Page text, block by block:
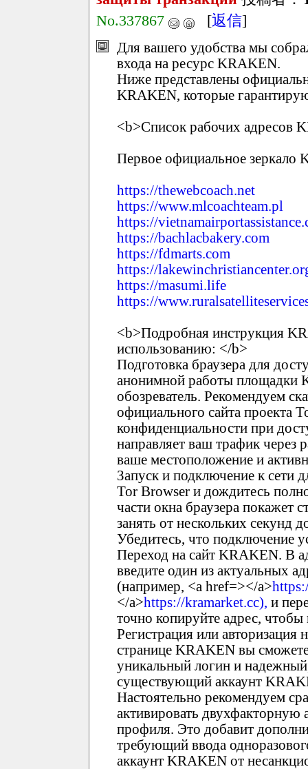
No.337867
[返信]
Для вашего удобства мы
входа на ресурс KRAKEN.
Ниже представлены
KRAKEN, которые
<b>Список рабочих адресов
Первое официальное зеркало
https://thewebcoach.net
https://www.mlcoachteam.pl
https://
https://bachlacbakery.com
https://fdmarts.com
https://
https://masumi.life
https://
<b>Подробная инструкция
использованию: </b>
Подготовка браузера для
анонимной работы площадки
обозреватель. Рекомендуем
официального сайта проекта
конфиденциальности при
направляет ваш трафик через
ваше местоположение и
Запуск и подключение к сети
Tor Browser и дождитесь
части окна браузера покажет
занять от нескольких
Убедитесь, что подключение
Переход на сайт KRAKEN. В
введите один из актуальных
(например, <a href=></a>
</a>https://kramarket.cc), и
точно копируйте адрес,
Регистрация или
странице KRAKEN вы
уникальный логин и
существующий аккаунт
Настоятельно рекомендуем
активировать двухфакторную
профиля. Это добавит
требующий ввода
аккаунт KRAKEN от